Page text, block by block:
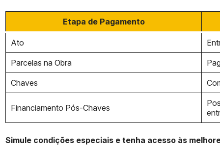
Etapa de Pagamento
Ato
Parcelas na Obra
Chaves
Financiamento Pós-Chaves
Simule condições especiais e tenha acesso às